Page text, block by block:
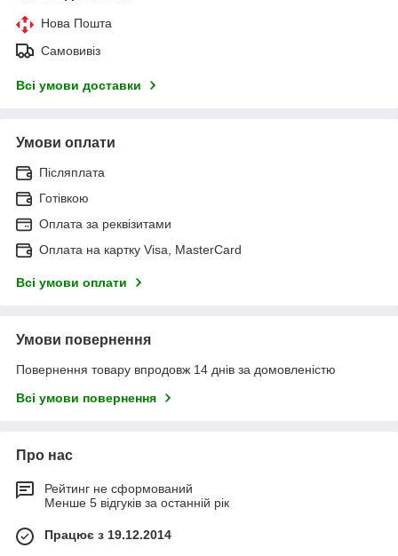
Нова Пошта
Самовивіз
Всі умови доставки
Умови оплати
Післяплата
Готівкою
Оплата за реквізитами
Оплата на картку Visa, MasterCard
Всі умови оплати
Умови повернення
Повернення товару впродовж 14 днів за домовленістю
Всі умови повернення
Про нас
Рейтинг не сформований
Менше 5 відгуків за останній рік
Працює з 19.12.2014